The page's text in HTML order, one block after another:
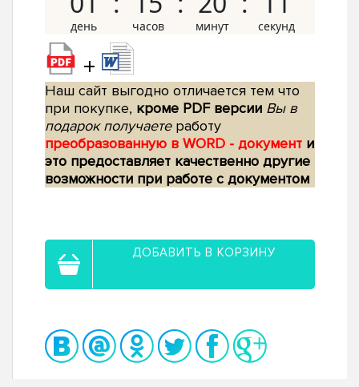
+
Наш сайт выгодно отличается тем что
при покупке, кроме PDF версии Вы в
подарок получаетеработу
преобразованную в WORD - документ и
это предоставляет качественно другие
возможности при работе с документом
ДОБАВИТЬ В КОРЗИНУ